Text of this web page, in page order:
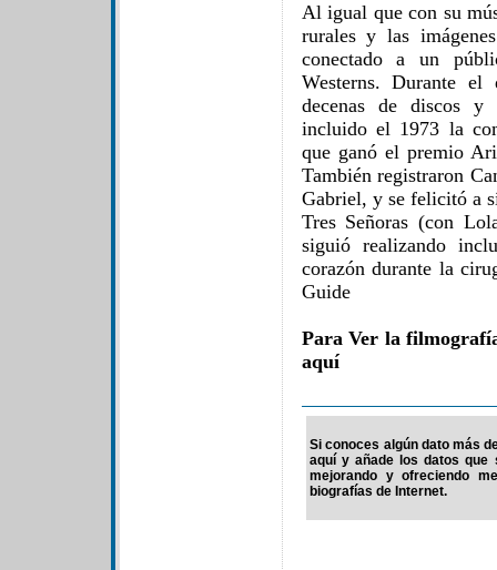
Al igual que con su
rurales y las
conectado a un
Westerns. Durante
decenas de discos y
incluido el 1973 la
que ganó el premio
También registraron
Gabriel, y se felicitó a
Tres Señoras (con
siguió realizando
corazón durante la
Guide
Para Ver la
aquí
Si conoces algún dato más
aquí y añade los datos que
mejorando y ofreciendo
biografías de Internet.